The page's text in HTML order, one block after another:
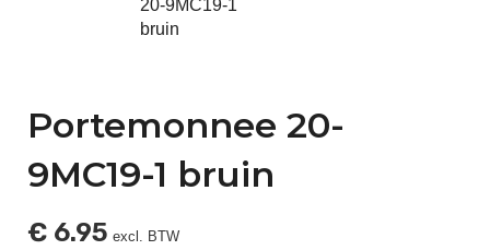
Portemonnee 20-
9MC19-1 bruin
€ 6.95 excl. BTW